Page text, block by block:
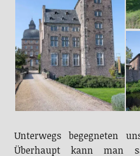
Überhaupt kann man
Wanderung auch mit